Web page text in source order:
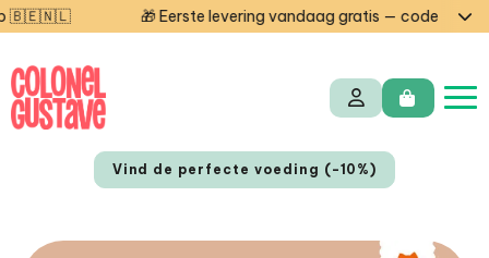
🎁 Eerste levering vandaag gratis — code
Vind de perfecte voeding (-10%)